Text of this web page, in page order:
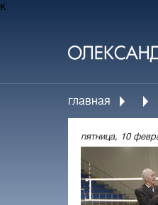
к
главная
пятница, 10